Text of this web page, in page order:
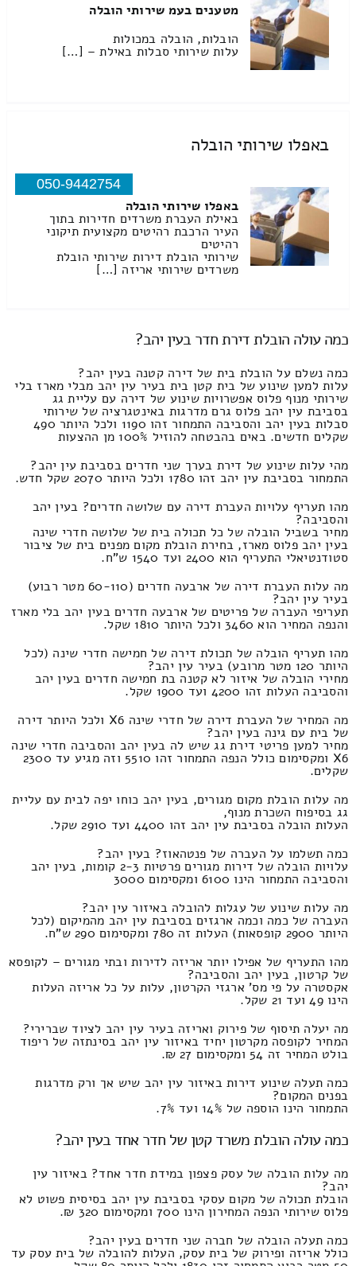
מטענים בעמ שירותי הובלה
הובלות, הובלה במכולות
עלות שירותי סבלות באילת – […]
באפלו שירותי הובלה
050-9442754
באפלו שירותי הובלה
באילת העברת משרדים חדירות בתוך
העיר הרכבת רהיטים מקצועית תיקוני
רהיטים
שירותי הובלת דירות שירותי הובלת
משרדים שירותי אריזה […]
כמה עולה הובלת דירת חדר בעין יהב?
כמה נשלם על הובלת בית של דירה קטנה בעין יהב?
עלות למען שינוע של בית קטן בית בעיר עין יהב מבלי מארז בלי
שירותי מנוף פלוס אפשרויות שינוע של דירה עם עליית גג
בסביבת עין יהב פלוס גרם מדרגות באינטגרציה של שירותי
סבלות בעין יהב והסביבה התמחור זהו 1190 ולכל היותר 490
שקלים חדשים. באים בהבטחה להוזיל 100% מן ההצעות
מהי עלות שינוע של דירת בערך שני חדרים בסביבת עין יהב?
התמחור בסביבת עין יהב זהו 1780 ולכל היותר 2070 שקל חדש.
מהו תעריף עלויות העברת דירה עם שלושה חדרים? בעין יהב
והסביבה?
מחיר בשביל הובלה של כל תכולה בית של שלושה חדרי שינה
בעין יהב פלוס מארז, בחירת הובלת מקום מפנים בית של ציבור
סטודנטיאלי התעריף הוא 2400 ועד 1540 ש"ח.
מה עלות העברת דירה של ארבעה חדרים (60-110 מטר רבוע)
בעיר עין יהב?
תעריפי העברה של פריטים של ארבעה חדרים בעין יהב בלי מארז
והנפה המחיר הוא 3460 ולכל היותר 1810 שקל.
מהו תעריף הובלה של תכולת דירה של חמישה חדרי שינה (לכל
היותר 120 מטר מרובע) בעיר עין יהב?
מחירי הובלה של איזור לא קטנה בת חמישה חדרים בעין יהב
והסביבה העלות זהו 4200 ועד 1900 שקל.
מה המחיר של העברת דירה של חדרי שינה X6 ולכל היותר דירה
של בית עם גינה בעין יהב?
מחיר למען פריטי דירת גג שיש לה בעין יהב והסביבה חדרי שינה
X6 ומקסימום כולל הנפה התמחור זהו 5510 וזה מגיע עד 2300
שקלים.
מה עלות הובלת מקום מגורים, בעין יהב כוחו יפה לבית עם עליית
גג בסיפוח השכרת מנוף,
העלות הובלה בסביבת עין יהב זהו 4400 ועד 2910 שקל.
כמה תשלמו על העברה של פנטהאוז? בעין יהב?
עלויות הובלה של דירות מגורים פרטיות 2-3 קומות, בעין יהב
והסביבה התמחור הינו 6100 ומקסימום 3000
מה עלות שינוע של עגלות להובלה באיזור עין יהב?
העברה של כמה וכמה ארגזים בסביבת עין יהב מהמיקום (לכל
היותר 2900 קופסאות) העלות זה 780 ומקסימום 290 ש"ח.
מהו התעריף של אפילו יותר אריזה לדירות ובתי מגורים – לקופסא
של קרטון, בעין יהב והסביבה?
אקסטרה על פי מס' ארגזי הקרטון, עלות על כל אריזה העלות
הינו 49 ועד 21 שקל.
מה יעלה תיסוף של פירוק ואריזה בעיר עין יהב לציוד שברירי?
המחיר לקופסה מקרטון יחיד באיזור עין יהב בסינתזה של ריפוד
בולט המחיר זה 54 ומקסימום 27 ₪.
כמה תעלה שינוע דירות באיזור עין יהב שיש אך ורק מדרגות
בפנים המקום?
התמחור הינו הוספה של 14% ועד 7%.
כמה עולה הובלת משרד קטן של חדר אחד בעין יהב?
מה עלות הובלה של עסק פצפון במידת חדר אחד? באיזור עין
יהב?
הובלת תכולה של מקום עסקי בסביבת עין יהב בסיסית פשוט לא
פלוס שירותי הנפה המחירון הינו 700 ומקסימום 320 ₪.
כמה תעלה הובלה של חברה שני חדרים בעין יהב?
כולל אריזה ופירוק של בית עסק, העלות להובלה של בית עסק עד